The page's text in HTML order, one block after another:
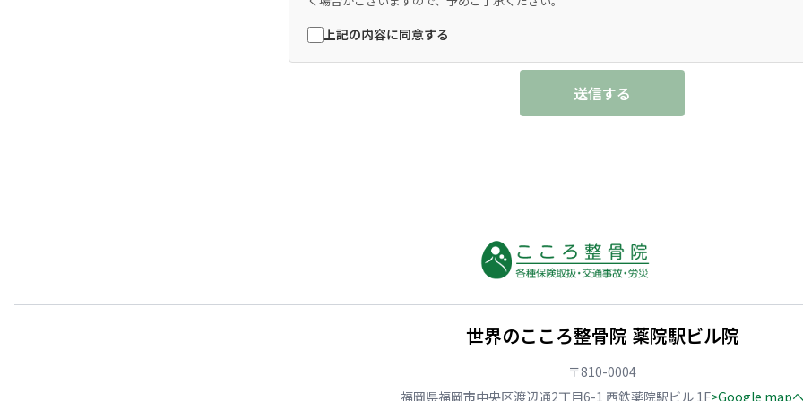
上記の内容に同意する
送信する
世界のこころ整骨院 薬院駅ビル院
〒810-0004
福岡県福岡市中央区渡辺通2丁目6-1 西鉄薬院駅ビル 1F>Google map